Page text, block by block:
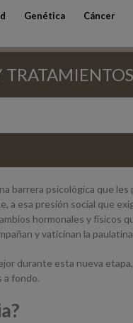
Genética Cáncer
TRATAMIENTOS
barrera psicológica que
a esa presión social que
hormonales y físicos
y vaticinan la
durante esta nueva
a fondo.